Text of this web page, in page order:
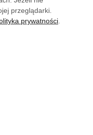
przeglądarki.
prywatności